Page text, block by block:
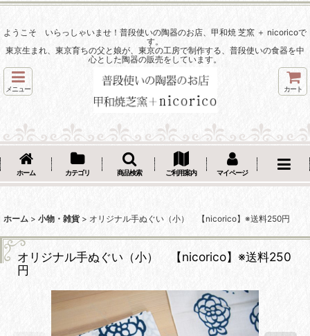
ようこそ いらっしゃいませ！普段使いの陶器のお店、甲和焼 芝窯 ＋ nicoricoで
す。
東京生まれ、東京育ちの父と娘が、東京の工房で制作する、普段使いの食器を中
心とした陶器の販売をしています。
メニュー カート
ホーム カテゴリ 商品検索 ご利用案内 マイページ
ホーム > 小物・雑貨 > オリジナル手ぬぐい（小） 【nicorico】※送料250円
オリジナル手ぬぐい（小） 【nicorico】※送料250
円